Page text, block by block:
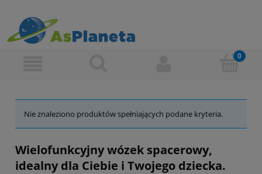
Nie znaleziono produktów spełniających podane kryteria.
Wielofunkcyjny wózek spacerowy,
idealny dla Ciebie i Twojego dziecka.